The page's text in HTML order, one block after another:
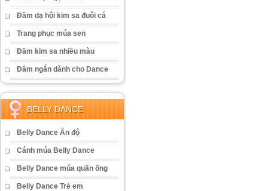
Đầm dạ hội kim sa đuôi cá
Trang phục múa sen
Đầm kim sa nhiều màu
Đầm ngắn dành cho Dance
BELLY DANCE
Belly Dance Ấn độ
Cánh múa Belly Dance
Belly Dance múa quần ống
Belly Dance Trẻ em